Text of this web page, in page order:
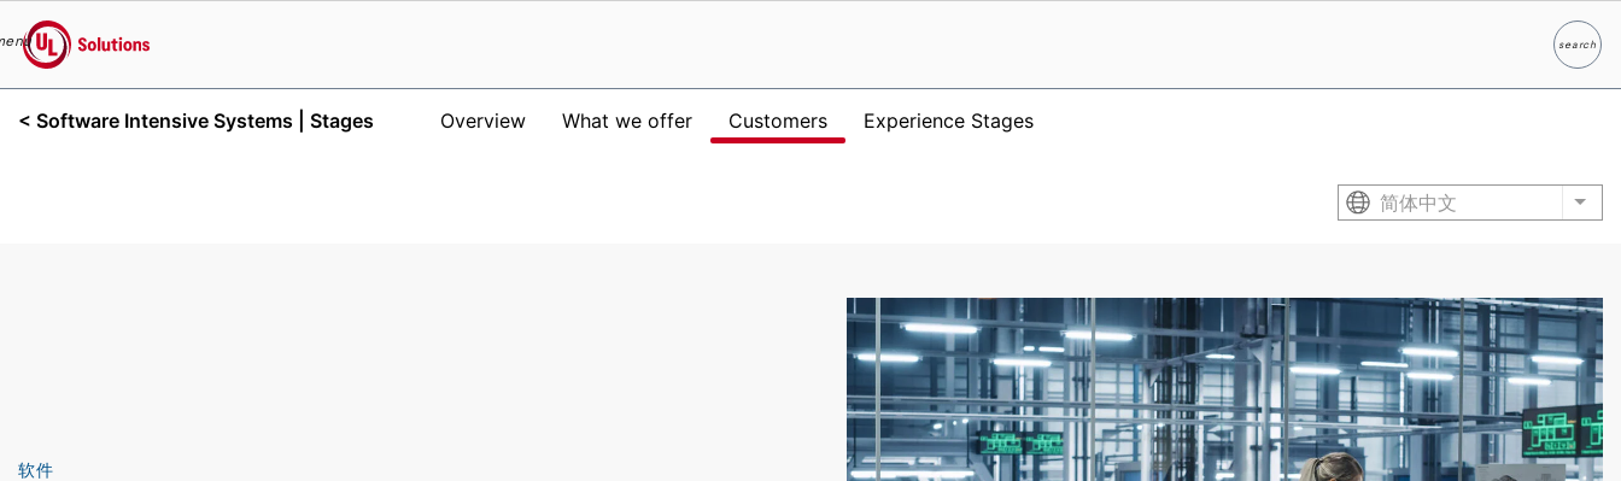
UL Solutions
searchSearch
< Software Intensive Systems | Stages Overview What we offer Customers Experience Stages
简体中文 List
软件